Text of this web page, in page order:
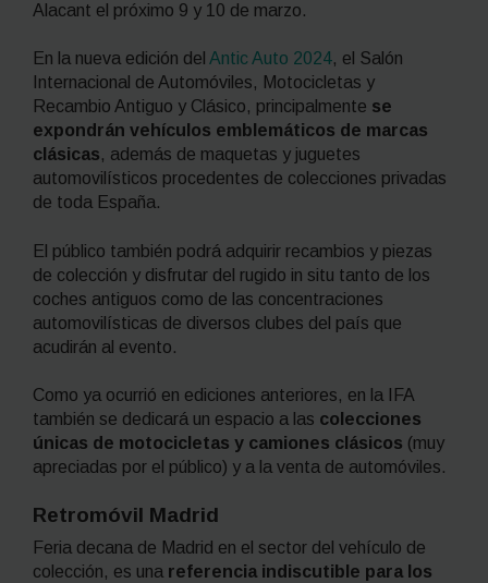
Alacant el próximo 9 y 10 de marzo.
En la nueva edición del Antic Auto 2024, el Salón
Internacional de Automóviles, Motocicletas y
Recambio Antiguo y Clásico, principalmente se
expondrán vehículos emblemáticos de marcas
clásicas, además de maquetas y juguetes
automovilísticos procedentes de colecciones privadas
de toda España.
El público también podrá adquirir recambios y piezas
de colección y disfrutar del rugido in situ tanto de los
coches antiguos como de las concentraciones
automovilísticas de diversos clubes del país que
acudirán al evento.
Como ya ocurrió en ediciones anteriores, en la IFA
también se dedicará un espacio a las colecciones
únicas de motocicletas y camiones clásicos (muy
apreciadas por el público) y a la venta de automóviles.
Retromóvil Madrid
Feria decana de Madrid en el sector del vehículo de
colección, es una referencia indiscutible para los